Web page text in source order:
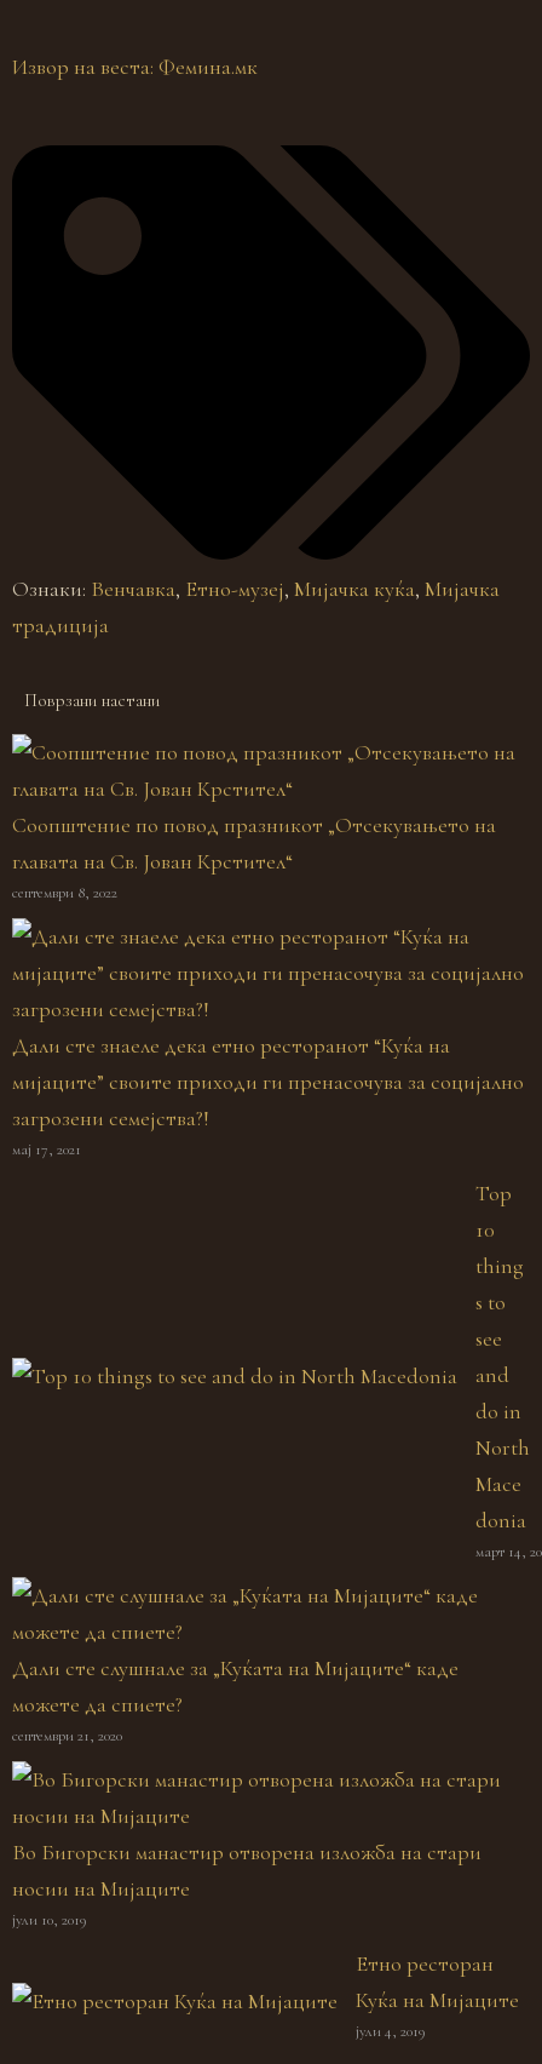
Извор на веста: Фемина.мк
Ознаки: Венчавка, Етно-музеј, Мијачка куќа, Мијачка
традиција
Поврзани настани
Соопштение по повод празникот „Отсекувањето на
главата на Св. Јован Крстител“
септември 8, 2022
Дали сте знаеле дека етно ресторанот “Куќа на
мијаците” своите приходи ги пренасочува за социјално
загрозени семејства?!
мај 17, 2021
Top
10
thing
s to
see
and
do in
North
Mace
donia
март 14,
Дали сте слушнале за „Куќата на Мијаците“ каде
можете да спиете?
септември 21, 2020
Во Бигорски манастир отворена изложба на стари
носии на Мијаците
јули 10, 2019
Етно ресторан
Куќа на Мијаците
јули 4, 2019